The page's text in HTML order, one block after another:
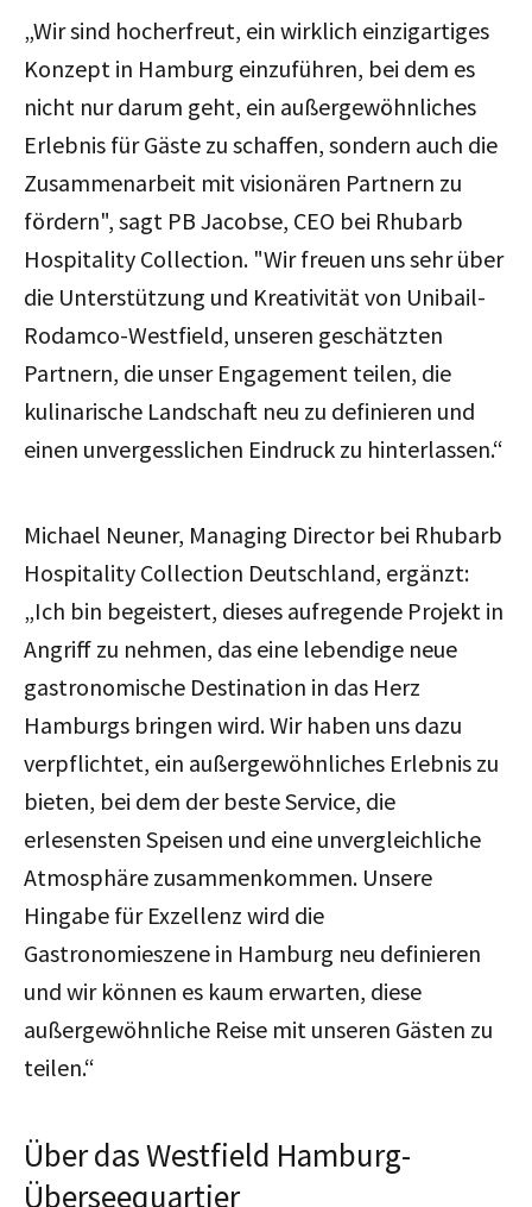
„Wir sind hocherfreut, ein wirklich einzigartiges
Konzept in Hamburg einzuführen, bei dem es
nicht nur darum geht, ein außergewöhnliches
Erlebnis für Gäste zu schaffen, sondern auch die
Zusammenarbeit mit visionären Partnern zu
fördern", sagt PB Jacobse, CEO bei Rhubarb
Hospitality Collection. "Wir freuen uns sehr über
die Unterstützung und Kreativität von Unibail-
Rodamco-Westfield, unseren geschätzten
Partnern, die unser Engagement teilen, die
kulinarische Landschaft neu zu definieren und
einen unvergesslichen Eindruck zu hinterlassen.“
Michael Neuner, Managing Director bei Rhubarb
Hospitality Collection Deutschland, ergänzt:
„Ich bin begeistert, dieses aufregende Projekt in
Angriff zu nehmen, das eine lebendige neue
gastronomische Destination in das Herz
Hamburgs bringen wird. Wir haben uns dazu
verpflichtet, ein außergewöhnliches Erlebnis zu
bieten, bei dem der beste Service, die
erlesensten Speisen und eine unvergleichliche
Atmosphäre zusammenkommen. Unsere
Hingabe für Exzellenz wird die
Gastronomieszene in Hamburg neu definieren
und wir können es kaum erwarten, diese
außergewöhnliche Reise mit unseren Gästen zu
teilen.“
Über das Westfield Hamburg-
Überseequartier